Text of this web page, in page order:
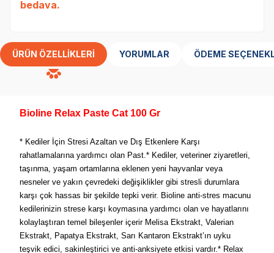
bedava.
ÜRÜN ÖZELLIKLERI YORUMLAR ÖDEME
Bioline Relax Paste Cat 100 Gr
* Kediler İçin Stresi Azaltan ve Dış Etkenlere Karşı
rahatlamalarına yardımcı olan Past.* Kediler, veteriner ziyaretleri,
taşınma, yaşam ortamlarına eklenen yeni hayvanlar veya
nesneler ve yakın çevredeki değişiklikler gibi stresli durumlara
karşı çok hassas bir şekilde tepki verir. Bioline anti-stres macunu
kedilerinizin strese karşı koymasına yardımcı olan ve hayatlarını
kolaylaştıran temel bileşenler içerir Melisa Ekstrakt, Valerian
Ekstrakt, Papatya Ekstrakt, Sarı Kantaron Ekstrakt’ın uyku
teşvik edici, sakinleştirici ve anti-anksiyete etkisi vardır.* Relax